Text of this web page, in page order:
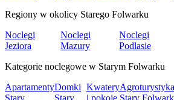
Regiony w okolicy Starego Folwarku
Noclegi
Jeziora
Noclegi
Mazury
Noclegi
Podlasie
Kategorie noclegowe w Starym Folwarku
ApartamentyDomki KwateryAgroturystyka